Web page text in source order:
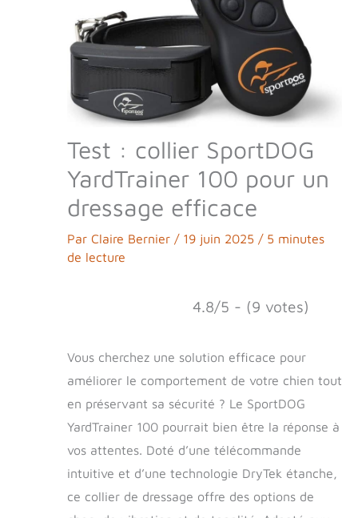
Test : collier SportDOG
YardTrainer 100 pour un
dressage efficace
Par Claire Bernier / 19 juin 2025 / 5 minutes
de lecture
4.8/5 - (9 votes)
Vous cherchez une solution efficace pour
améliorer le comportement de votre chien tout
en préservant sa sécurité ? Le SportDOG
YardTrainer 100 pourrait bien être la réponse à
vos attentes. Doté d’une télécommande
intuitive et d’une technologie DryTek étanche,
ce collier de dressage offre des options de